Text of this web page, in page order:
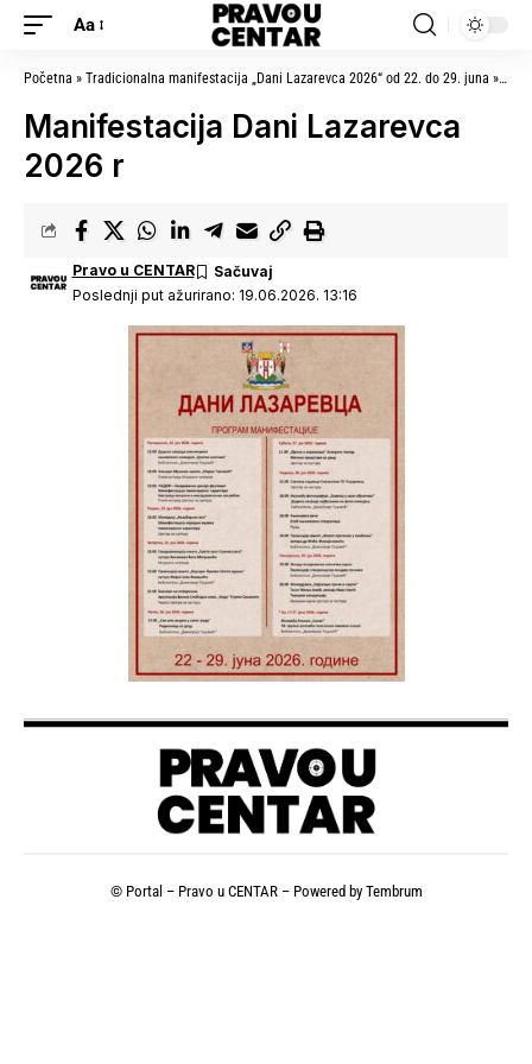
Aa
Početna » Tradicionalna manifestacija „Dani Lazarevca 2026“ od 22. do 29. juna »
Manifestacija Dani Lazarevca
2026 r
Poslednji put ažurirano: 19.06.2026. 13:16
Pravo u CENTAR
© Portal – Pravo u CENTAR – Powered by Tembrum